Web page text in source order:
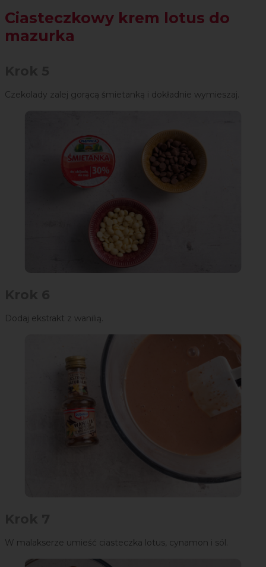
Ciasteczkowy krem lotus do
mazurka
Czekolady zalej gorącą śmietanką i dokładnie wymieszaj.
Dodaj ekstrakt z wanilią.
W malakserze umieść ciasteczka lotus, cynamon i sól.